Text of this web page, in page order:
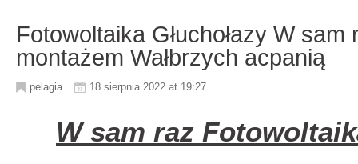
Fotowoltaika Głuchołazy W
montażem Wałbrzych acpanią
pelagia 18 sierpnia 2022 at 19:27
W sam raz